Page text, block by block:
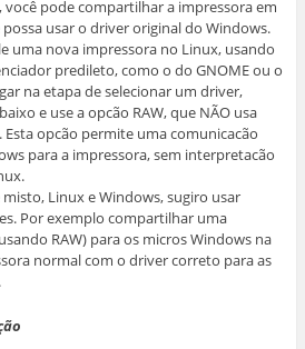
você pode compartilhar a impressora em
usar o driver original do Windows.
uma nova impressora no Linux, usando
predileto, como o do GNOME ou o
na etapa de selecionar um driver,
e use a opcão RAW, que NÃO usa
opcão permite uma comunicacão
para a impressora, sem interpretacão
Linux e Windows, sugiro usar
Por exemplo compartilhar uma
RAW) para os micros Windows na
normal com o driver correto para as